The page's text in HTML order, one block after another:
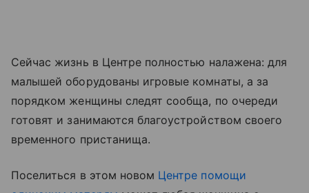
Сейчас жизнь в Центре полностью налажена: для
малышей оборудованы игровые комнаты, а за
порядком женщины следят сообща, по очереди
готовят и занимаются благоустройством своего
временного пристанища.
Поселиться в этом новом Центре помощи